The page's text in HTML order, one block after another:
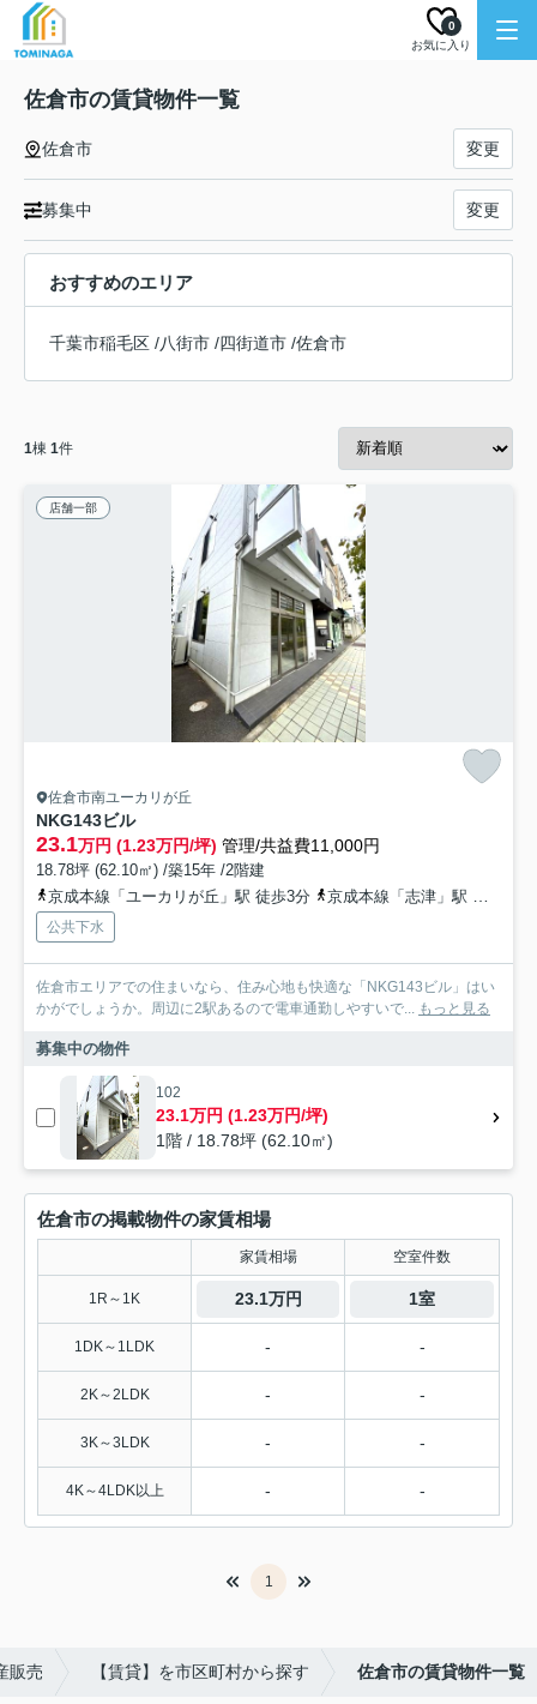
お気に入り
0
佐倉市の賃貸物件一覧
佐倉市 変更
募集中 変更
おすすめのエリア
千葉市稲毛区 /八街市 /四街道市 /佐倉市
1棟 1件
店舗一部
佐倉市南ユーカリが丘
NKG143ビル
23.1万円 (1.23万円/坪) 管理/共益費11,000円
18.78坪 (62.10㎡) /築15年 /2階建
京成本線「ユーカリが丘」駅 徒歩3分
京成本線「志津」駅 徒歩18分
公共下水
佐倉市エリアでの住まいなら、住み心地も快適な「NKG143ビル」はい
かがでしょうか。周辺に2駅あるので電車通勤しやすいで... もっと見る
募集中の物件
102
23.1万円 (1.23万円/坪)
1階 / 18.78坪 (62.10㎡)
佐倉市の掲載物件の家賃相場
家賃相場 空室件数
1R～1K 23.1万円 1室
1DK～1LDK - -
2K～2LDK - -
3K～3LDK - -
4K～4LDK以上 - -
1
販売 【賃貸】を市区町村から探す 佐倉市の賃貸物件一覧